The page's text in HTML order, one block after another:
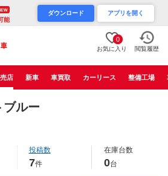
能
ダウンロード アプリを開く
0
お気に入り 閲覧履歴
店 新車 車買取 カーリース 整備工場
ルー
投稿数
7件
在庫台数
0台